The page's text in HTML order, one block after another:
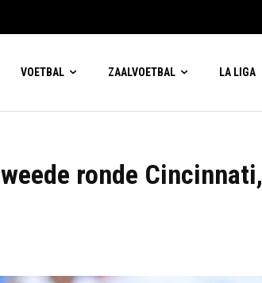
VOETBAL ZAALVOETBAL LA LIGA
ronde Cincinnati,